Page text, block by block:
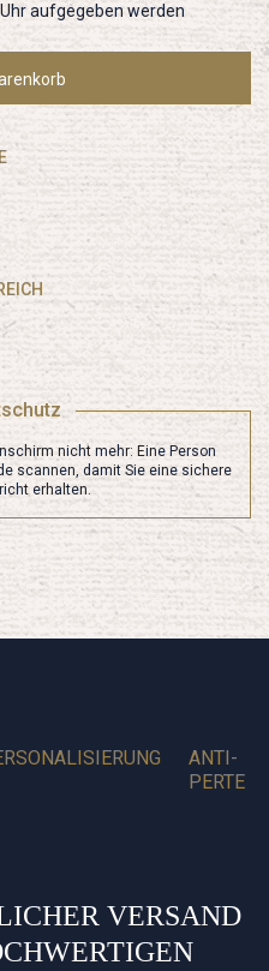
aufgegeben werden
nicht mehr: Eine Person
scannen, damit Sie eine sichere
erhalten.
ANTI-
PERTE
VERSAND F
R